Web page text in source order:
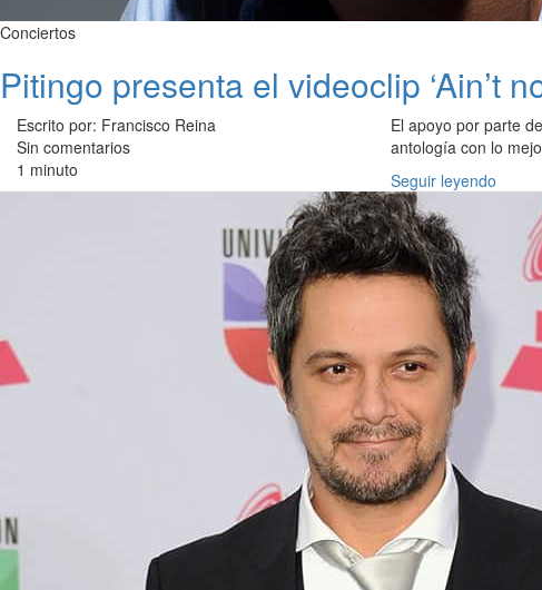
Conciertos
Pitingo presenta el videoclip ‘Ain’t
Escrito por: Francisco Reina
Sin comentarios
1 minuto
El apoyo por parte
antología con lo
Seguir leyendo